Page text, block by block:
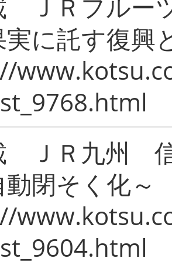
ＪＲフルー
に託す復興
ＪＲ九州 信
閉そく化～